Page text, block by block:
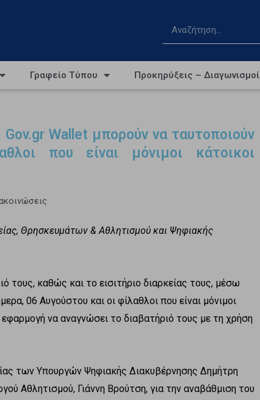
Γραφείο Τύπου Προκηρύξεις – Διαγωνισμοί
Wallet μπορούν να ταυτοποιούν
που είναι μόνιμοι κάτοικοι
Θρησκευμάτων & Αθλητισμού και Ψηφιακής
τους, καθώς και το εισιτήριο διαρκείας τους, μέσω
06 Αυγούστου και οι φίλαθλοι που είναι μόνιμοι
να αναγνώσει το διαβατήριό τους με τη χρήση
των Υπουργών Ψηφιακής Διακυβέρνησης Δημήτρη
Αθλητισμού, Γιάννη Βρούτση, για την αναβάθμιση του